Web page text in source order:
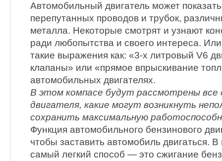
Автомобильный двигатель может
перепутанных проводов и трубок,
металла. Некоторые смотрят и узнают
ради любопытства и своего интереса.
такие выражения как: «3-х литровый V6
клапаны» или «прямое впрыскивание
автомобильных двигателях.
В этом компасе будут рассмотрены все
двигателя, какие могут возникнуть
сохранить максимальную
Функция автомобильного бензинового
чтобы заставить автомобиль двигаться.
самый легкий способ — это сжигание